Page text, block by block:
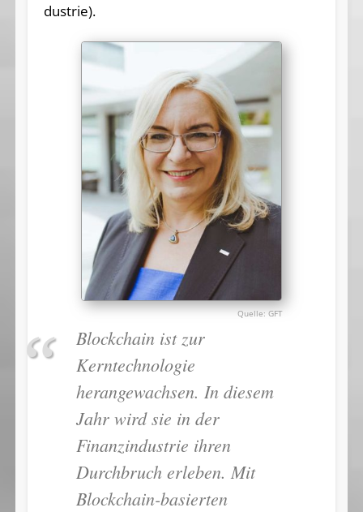
dus­trie).
GFT
Blockchain ist zur
Kerntechnologie
herangewachsen. In diesem
Jahr wird sie in der
Finanzindustrie ihren
Durchbruch erleben. Mit
Blockchain-basierten